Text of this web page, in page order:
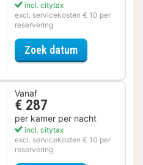
incl. citytax
excl. servicekosten € 10 per
reservering
Zoek datumvoor Late
Vanaf
€ 287
per kamer per nacht
incl. citytax
excl. servicekosten € 10 per
reservering